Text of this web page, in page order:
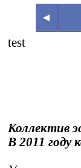
◄
test
Коллектив
В 2011 году